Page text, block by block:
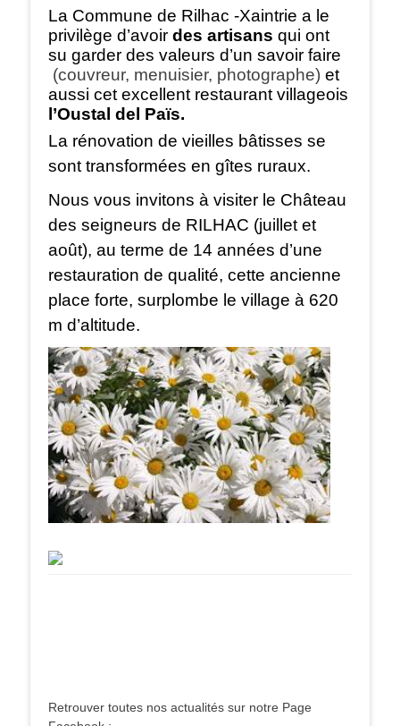
La Commune de Rilhac -Xaintrie a le
privilège d’avoir des artisans qui ont
su garder des valeurs d’un savoir faire
(couvreur, menuisier, photographe) et
aussi cet excellent restaurant villageois
l’Oustal del Païs.
La rénovation de vieilles bâtisses se
sont transformées en gîtes ruraux.
Nous vous invitons à visiter le Château
des seigneurs de RILHAC (juillet et
août), au terme de 14 années d’une
restauration de qualité, cette ancienne
place forte, surplombe le village à 620
m d’altitude.
Retrouver toutes nos actualités sur notre Page